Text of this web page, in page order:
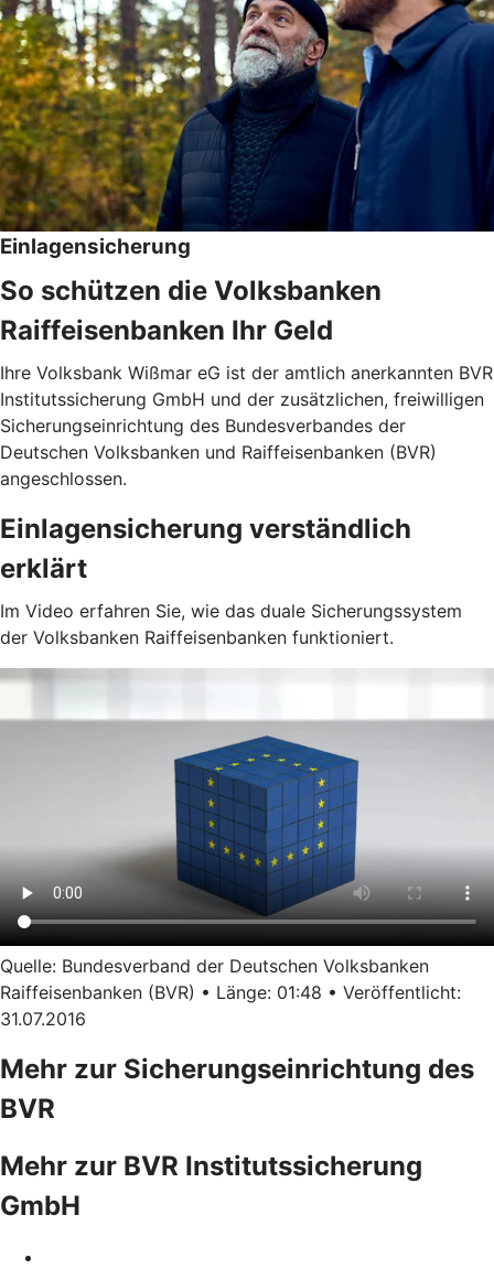
Einlagensicherung
So schützen die Volksbanken
Raiffeisenbanken Ihr Geld
Ihre Volksbank Wißmar eG ist der amtlich anerkannten BVR
Institutssicherung GmbH und der zusätzlichen, freiwilligen
Sicherungseinrichtung des Bundesverbandes der
Deutschen Volksbanken und Raiffeisenbanken (BVR)
angeschlossen.
Einlagensicherung verständlich
erklärt
Im Video erfahren Sie, wie das duale Sicherungssystem
der Volksbanken Raiffeisenbanken funktioniert.
Quelle: Bundesverband der Deutschen Volksbanken
Raiffeisenbanken (BVR) • Länge: 01:48 • Veröffentlicht:
31.07.2016
Mehr zur Sicherungseinrichtung des
BVR
Mehr zur BVR Institutssicherung
GmbH